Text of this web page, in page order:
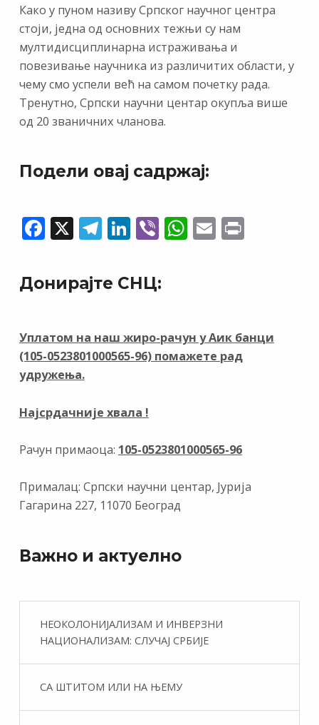
Како у пуном називу Српског научног центра
стоји, једна од основних тежњи су нам
мултидисциплинарна истраживања и
повезивање научника из различитих области, у
чему смо успели већ на самом почетку рада.
Тренутно, Српски научни центар окупља више
од 20 званичних чланова.
Подели овај садржај:
F
e
b
o
k
X T
e
gr
m
Li
k
e
n
Vi
er
W
p
p
E Pr
Донирајте СНЦ:
Уплатом на наш жиро-рачун у Аик банци
(105-0523801000565-96) помажете рад
удружења.
Најсрдачније хвала !
Рачун примаоца: 105-0523801000565-96
Прималац: Српски научни центар, Јурија
Гагарина 227, 11070 Београд
Важно и актуелно
НЕОКОЛОНИЈАЛИЗАМ И ИНВЕРЗНИ
НАЦИОНАЛИЗАМ: СЛУЧАЈ СРБИЈЕ
СА ШТИТОМ ИЛИ НА ЊЕМУ